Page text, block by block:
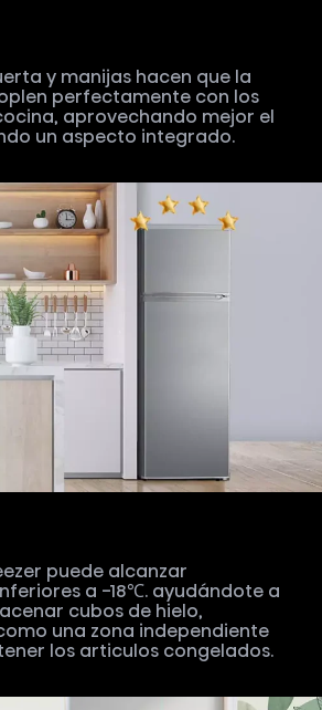
y manijas hacen que la
perfectamente con los
aprovechando mejor el
un aspecto integrado.
puede alcanzar
a -18℃. ayudándote a
cubos de hielo,
una zona independiente
los articulos congelados.